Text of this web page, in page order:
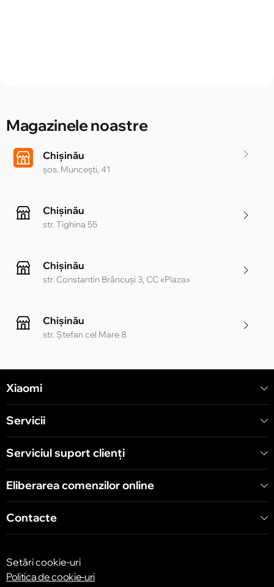
Magazinele noastre
Chișinău
șos. Muncești, 41
Chișinău
str. Tighina 55
Chișinău
str. Constantin Brâncuși 3, CC «Plaza»
Chișinău
str. Ștefan cel Mare 8
Chișinău
str. Arborilor 21, CC «Shopping MallDova»
Xiaomi
Servicii
Serviciul suport clienţi
Eliberarea comenzilor online
Contacte
Setări cookie-uri
Politica de cookie-uri